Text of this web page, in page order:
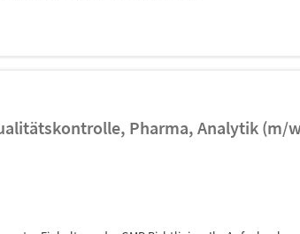
Pharma, Analytik (m/